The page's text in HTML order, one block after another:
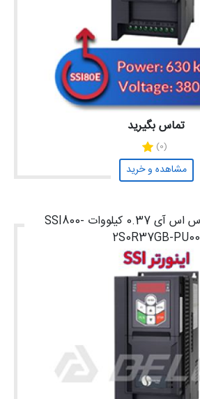
تماس بگیرید
(0)
مشاهده و خرید
اینورتر تک فاز اس اس آی 0.37 کیلووات SSI800-
2S0R37GB-PU00